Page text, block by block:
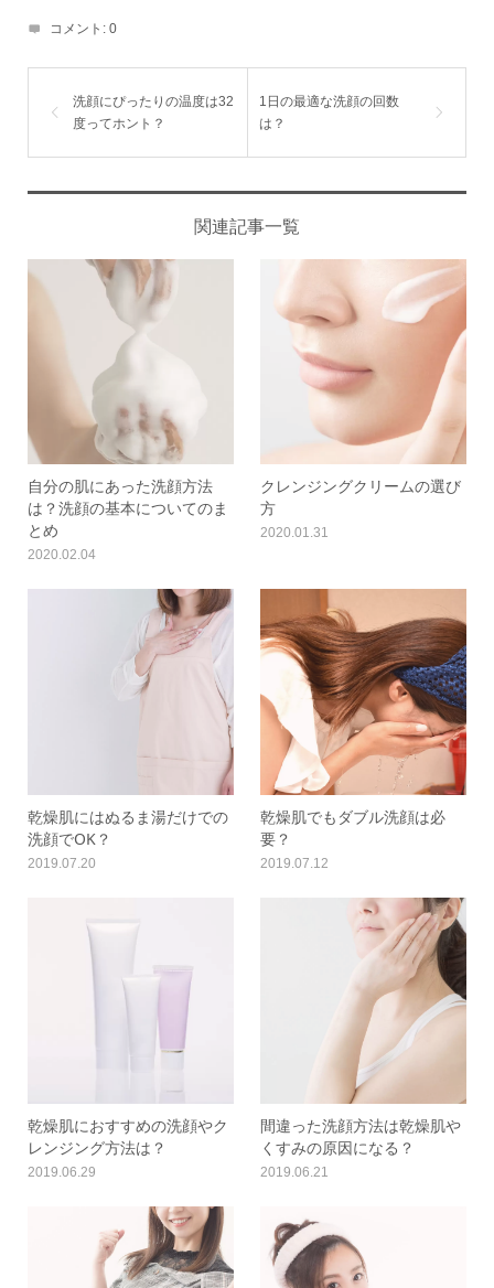
コメント: 0
洗顔にぴったりの温度は32
度ってホント？
1日の最適な洗顔の回数
は？
関連記事一覧
自分の肌にあった洗顔方法
は？洗顔の基本についてのま
とめ
2020.02.04
クレンジングクリームの選び
方
2020.01.31
乾燥肌にはぬるま湯だけでの
洗顔でOK？
2019.07.20
乾燥肌でもダブル洗顔は必
要？
2019.07.12
乾燥肌におすすめの洗顔やク
レンジング方法は？
2019.06.29
間違った洗顔方法は乾燥肌や
くすみの原因になる？
2019.06.21